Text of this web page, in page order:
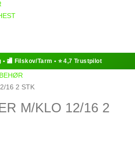
16 2 STK
M/KLO 12/16 2